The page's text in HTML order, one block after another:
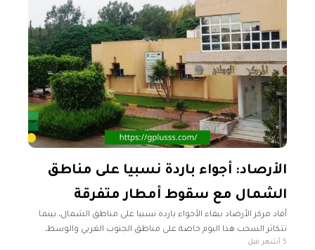
الأرصاد: أجواء باردة نسبيا على مناطق
الشمال مع سقوط أمطار متفرقة
أفاد مركز الأرصاد ببقاء الأجواء باردة نسبيا على مناطق الشمال، بينما
تتكاثر السحب هذا اليوم خاصة على مناطق الجنوب الغربي والوسط،
يصحبها سقوط أمطار رعدية جيدة. رأس إجدير حتى سرت-5 أشهر قبل